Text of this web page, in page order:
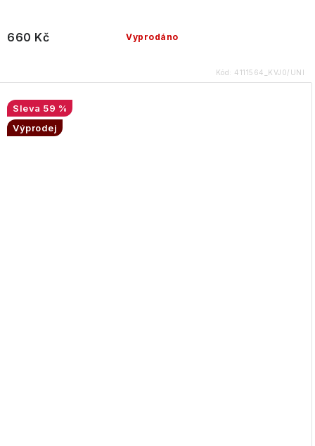
Vyprodáno
660 Kč
Kód: 4111564_KVJ0/UNI
59 %
Výprodej